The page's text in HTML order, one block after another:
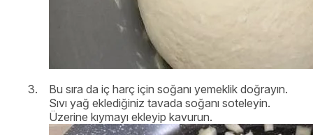
Bu sıra da iç harç için soğanı yemeklik doğrayın.
Sıvı yağ eklediğiniz tavada soğanı soteleyin.
Üzerine kıymayı ekleyip kavurun.